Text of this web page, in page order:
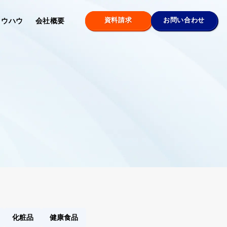
ハウ 会社概要 資料請求 お問い合わせ
化粧品 健康食品